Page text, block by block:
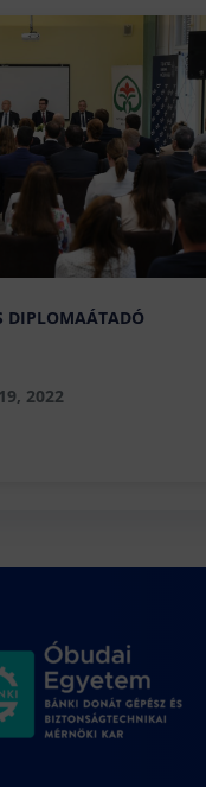
DIPLOMAÁTADÓ
2022